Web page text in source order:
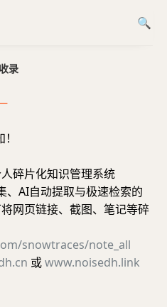
录
碎片化知识管理系统
、AI自动提取与极速检索的
网页链接、截图、笔记等碎
snowtraces/note_all
或www.noisedh.link